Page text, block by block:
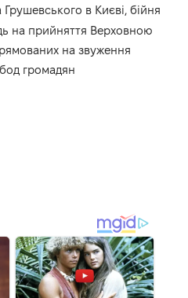
в Києві, бійня
на прийняття Верховною
на звуження
громадян